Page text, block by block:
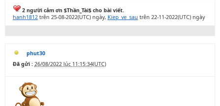
2 người cảm ơn $Thần_Tài$ cho bài viết.
hanh1812 trên 25-08-2022(UTC) ngày, Kiep_ve_sau trên 22-11-2022(UTC) ngày
phut30
Đã gửi : 26/08/2022 lúc 11:15:34(UTC)